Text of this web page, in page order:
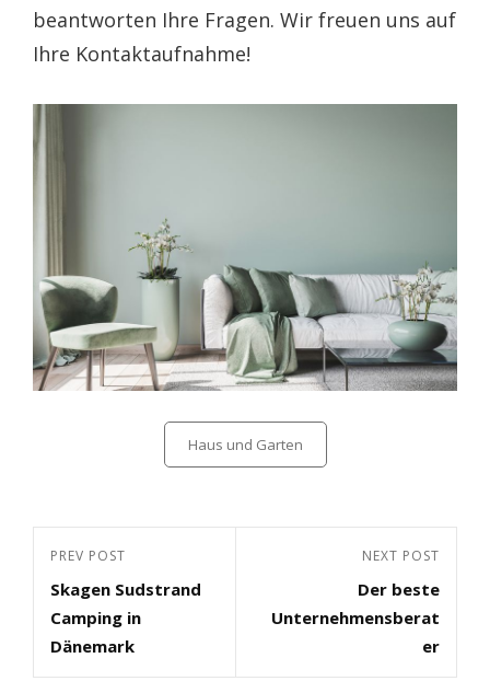
beantworten Ihre Fragen. Wir freuen uns auf
Ihre Kontaktaufnahme!
Haus und Garten
Beitragsnavigation
Previous
Post
PREV POST
Skagen Sudstrand
Camping in
Dänemark
NEXT POST
Der beste
Unternehmensberat
er